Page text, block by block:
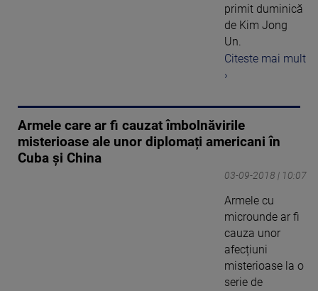
primit duminică
de Kim Jong
Un.
Citeste mai mult
›
Armele care ar fi cauzat îmbolnăvirile
misterioase ale unor diplomați americani în
Cuba și China
03-09-2018 | 10:07
Armele cu
microunde ar fi
cauza unor
afecțiuni
misterioase la o
serie de